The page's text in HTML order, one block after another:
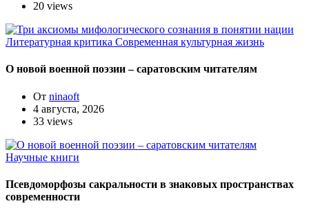
20 views
Литературная критика Современная культурная жизнь
О новой военной поэзии – саратовским читателям
От ninaoft
4 августа, 2026
33 views
Научные книги
Псевдоморфозы сакральности в знаковых пространствах
современности